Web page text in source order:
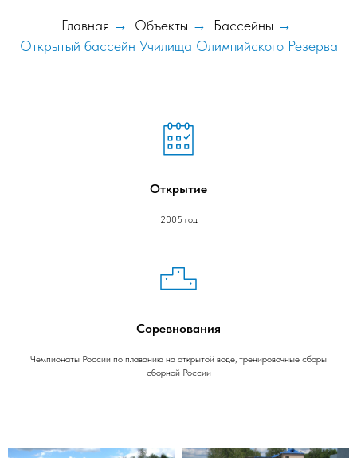
Главная → Объекты → Бассейны →
Открытый бассейн Училища Олимпийского Резерва
Открытие
2005 год
Соревнования
Чемпионаты России по плаванию на открытой воде, тренировочные сборы
сборной России